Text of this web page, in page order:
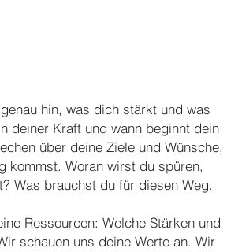
hin, was dich stärkt und was
deiner Kraft und wann beginnt dein
über deine Ziele und Wünsche,
kommst. Woran wirst du spüren,
Was brauchst du für diesen Weg.
Ressourcen: Welche Stärken und
schauen uns deine Werte an. Wir